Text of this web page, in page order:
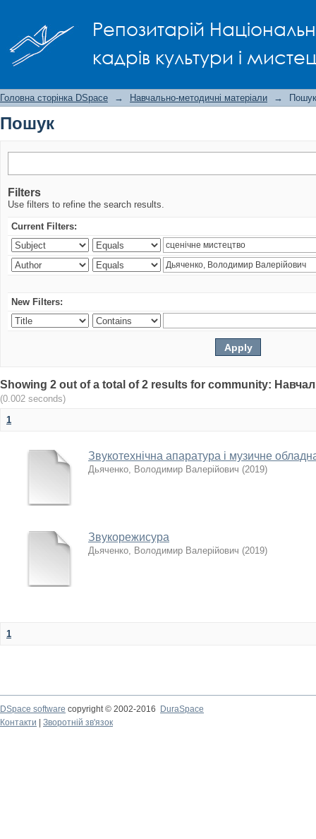
Репозитарій
кадрів культури і
Головна сторінка DSpace → Навчально-методичні матеріали → Пошук
Пошук
Filters
Use filters to refine the search results.
Current Filters:
New Filters:
Showing 2 out of a total of 2 results for community:
(0.002 seconds)
1
Звукотехнічна апаратура і музичне
Дьяченко, Володимир Валерійович (2019)
Звукорежисура
Дьяченко, Володимир Валерійович (2019)
1
DSpace software copyright © 2002-2016
DuraSpace
Контакти
Зворотній зв'язок